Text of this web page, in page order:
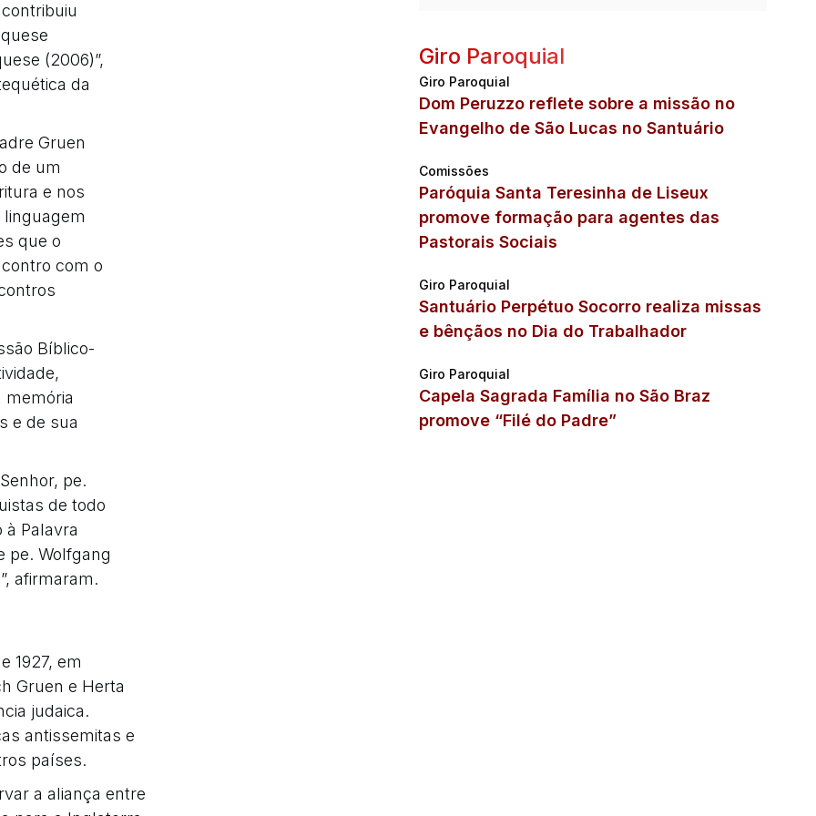
(2006)”,
da
Gruen
de um
e nos
que o
com o
Bíblico-
memória
e de sua
pe.
de todo
à Palavra
pe. Wolfgang
afirmaram.
1927, em
Gruen e Herta
judaica.
antissemitas e
países.
a aliança entre
Giro Paroquial
Giro Paroquial
Dom Peruzzo reflete sobre a missão no
Evangelho de São Lucas no Santuário
Comissões
Paróquia Santa Teresinha de Liseux
promove formação para agentes das
Pastorais Sociais
Giro Paroquial
Santuário Perpétuo Socorro realiza missas
e bênçãos no Dia do Trabalhador
Giro Paroquial
Capela Sagrada Família no São Braz
promove “Filé do Padre”